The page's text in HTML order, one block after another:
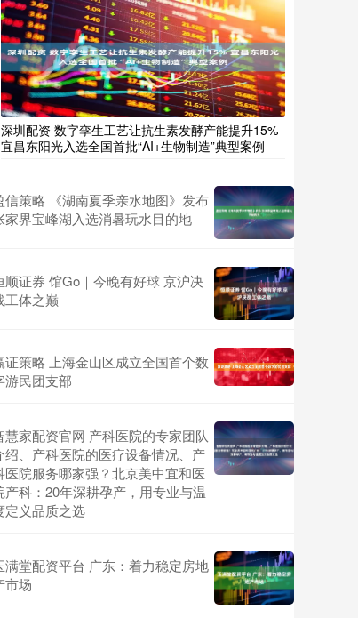
深圳配资 数字孪生工艺让抗生素发酵产能提升15%
宜昌东阳光入选全国首批“AI+生物制造”典型案例
信策略 《湖南夏季亲水地图》发布
家界宝峰湖入选消暑玩水目的地
顺证券 馆Go｜今晚有好球 京沪决
工体之巅
证策略 上海金山区成立全国首个数
游民团支部
慧家配资官网 产科医院的专家团队
绍、产科医院的医疗设备情况、产
医院服务哪家强？北京美中宜和医
产科：20年深耕孕产，用专业与温
定义品质之选
满堂配资平台 广东：着力稳定房地
市场